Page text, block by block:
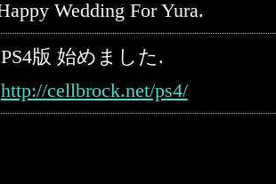
Wedding For Yura.
PS4版 始めました.
http://cellbrock.net/ps4/